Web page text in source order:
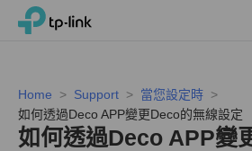
Click
navigation
bar
TP-Link, Reliably Smart
Home Support
當您設定時
如何透過Deco APP變更Deco的無線設定
如何透過Deco APP變